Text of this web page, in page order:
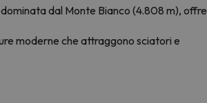
dal Monte Bianco (4.808 m), offre
moderne che attraggono sciatori e